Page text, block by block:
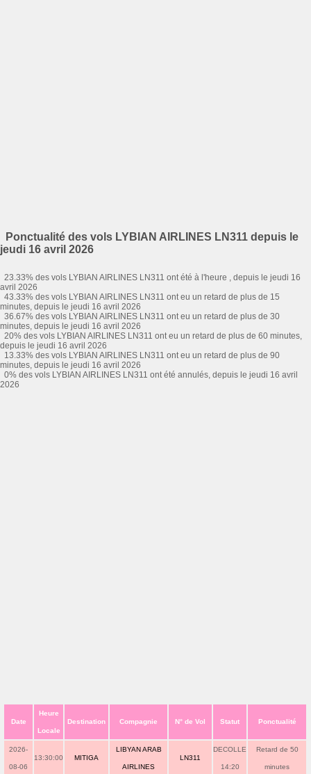
Ponctualité des vols LYBIAN AIRLINES LN311 depuis le
jeudi 16 avril 2026
23.33% des vols LYBIAN AIRLINES LN311 ont été à l'heure , depuis le jeudi 16
avril 2026
43.33% des vols LYBIAN AIRLINES LN311 ont eu un retard de plus de 15
minutes, depuis le jeudi 16 avril 2026
36.67% des vols LYBIAN AIRLINES LN311 ont eu un retard de plus de 30
minutes, depuis le jeudi 16 avril 2026
20% des vols LYBIAN AIRLINES LN311 ont eu un retard de plus de 60 minutes,
depuis le jeudi 16 avril 2026
13.33% des vols LYBIAN AIRLINES LN311 ont eu un retard de plus de 90
minutes, depuis le jeudi 16 avril 2026
0% des vols LYBIAN AIRLINES LN311 ont été annulés, depuis le jeudi 16 avril
2026
Date
Heure
Locale
Destination Compagnie N° de Vol Statut Ponctualité
2026-
08-06
13:30:00 MITIGA
LIBYAN ARAB
AIRLINES
LN311
DECOLLE
14:20
Retard de 50
minutes